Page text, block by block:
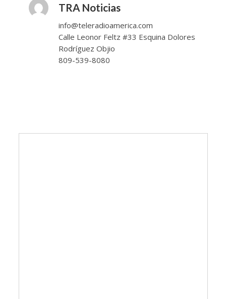
TRA Noticias
info@teleradioamerica.com
Calle Leonor Feltz #33 Esquina Dolores
Rodríguez Objio
809-539-8080